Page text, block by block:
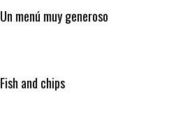
Un menú muy generoso
Fish and chips